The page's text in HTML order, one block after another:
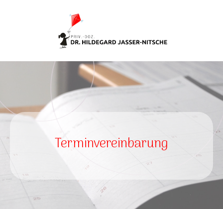
Terminvereinbarung